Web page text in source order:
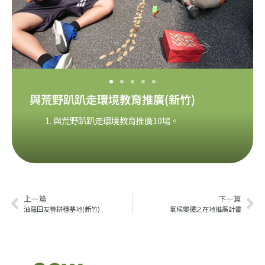
與荒野趴趴走環境教育推廣(新竹)
與荒野趴趴走環境教育推廣10場。
上一篇
油羅田友善耕種基地(新竹)
下一篇
氣候變遷之在地推廣計畫